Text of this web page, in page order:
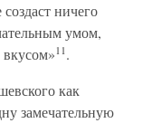
ничего
умом,
11.
как
замечательную